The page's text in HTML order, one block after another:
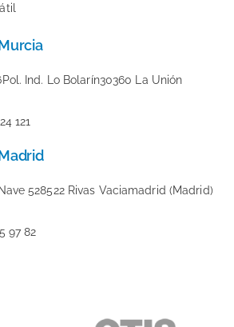
Ind. Lo Bolarín30360 La Unión
121
528522 Rivas Vaciamadrid (Madrid)
97 82